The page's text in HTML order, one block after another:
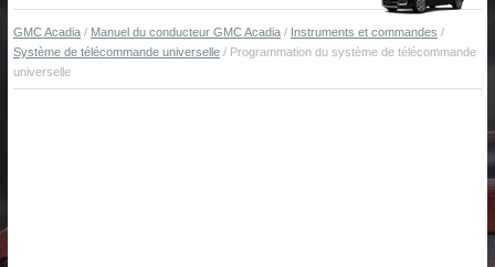
GMC Acadia / Manuel du conducteur GMC Acadia / Instruments et commandes /
Système de télécommande universelle / Programmation du système de télécommande
universelle